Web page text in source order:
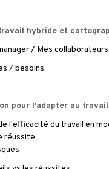
hybride et
/ Mes collaborateurs
/ besoins
pour l'adapter au
l'efficacité du travail en
réussite